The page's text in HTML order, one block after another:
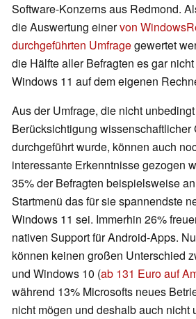
Software-Konzerns aus Redmond.
die Auswertung einervon
durchgeführten Umfragegewertet
die Hälfte aller Befragten es gar
Windows 11 auf dem eigenen
Aus der Umfrage, die nicht
Berücksichtigung wissenschaftlicher
durchgeführt wurde, können auch
interessante Erkenntnisse gezogen
35% der Befragten beispielsweise
Startmenü das für sie spannendste
Windows 11 sei. Immerhin 26%
nativen Support für Android-Apps.
können keinen großen Unterschied
und Windows 10 (ab 131 Euro auf
während 13% Microsofts neues
nicht mögen und deshalb auch nicht